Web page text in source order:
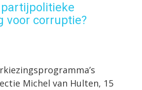
voor corruptie?
Michel van Hulten, 15